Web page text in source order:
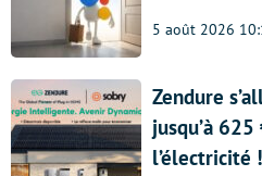
5 août 2026
Zendure
jusqu’à 625
l’électricité !